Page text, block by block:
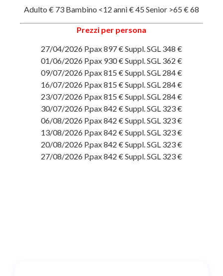
Adulto € 73 Bambino <12 anni € 45 Senior >65 € 68
Prezzi per persona
27/04/2026 P.pax 897 € Suppl. SGL 348 €
01/06/2026 P.pax 930 € Suppl. SGL 362 €
09/07/2026 P.pax 815 € Suppl. SGL 284 €
16/07/2026 P.pax 815 € Suppl. SGL 284 €
23/07/2026 P.pax 815 € Suppl. SGL 284 €
30/07/2026 P.pax 842 € Suppl. SGL 323 €
06/08/2026 P.pax 842 € Suppl. SGL 323 €
13/08/2026 P.pax 842 € Suppl. SGL 323 €
20/08/2026 P.pax 842 € Suppl. SGL 323 €
27/08/2026 P.pax 842 € Suppl. SGL 323 €